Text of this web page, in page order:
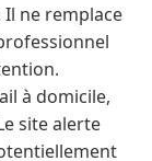
Il ne remplace
à domicile,
site alerte